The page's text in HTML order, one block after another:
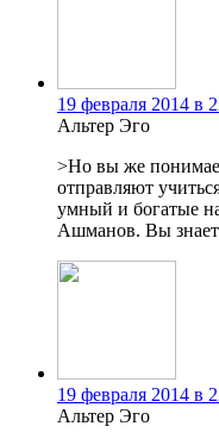
19 февраля 2014 в
Альтер Эго
>Но вы же
отправляют
умный и богатые
Ашманов. Вы
19 февраля 2014 в
Альтер Эго